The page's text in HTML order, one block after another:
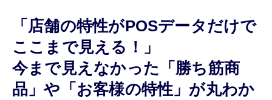
「店舗の特性がPOSデータだけで
ここまで見える！」
今まで見えなかった「勝ち筋商
品」や「お客様の特性」が丸わか